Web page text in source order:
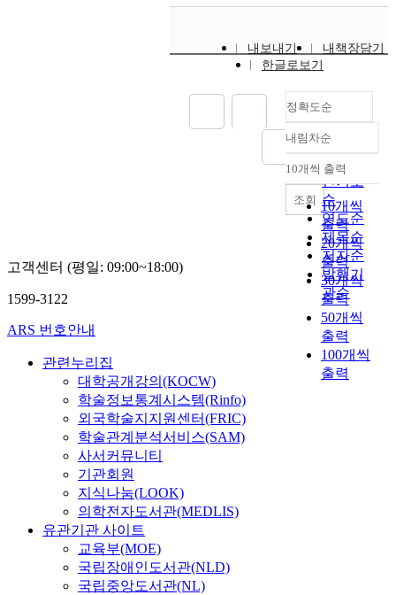
내보내기
내책장담기
한글로보기
정확도순
정확도
순
인기도
순
연도순
제목순
저자순
발행기
관순
내림차순
내림차순
10개씩 출력
10개씩
출력
20개씩
출력
30개씩
출력
50개씩
출력
100개씩
출력
조회
고객센터 (평일: 09:00~18:00)
1599-3122
ARS 번호안내
관련누리집
대학공개강의(KOCW)
학술정보통계시스템(Rinfo)
외국학술지지원센터(FRIC)
학술관계분석서비스(SAM)
사서커뮤니티
기관회원
지식나눔(LOOK)
의학전자도서관(MEDLIS)
유관기관 사이트
교육부(MOE)
국립장애인도서관(NLD)
국립중앙도서관(NL)